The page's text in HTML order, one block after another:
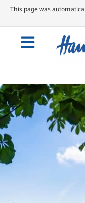
This page was